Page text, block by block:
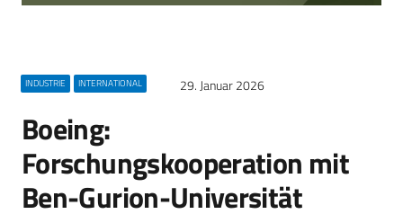
INDUSTRIE INTERNATIONAL 29. Januar 2026
Boeing:
Forschungskooperation mit
Ben-Gurion-Universität